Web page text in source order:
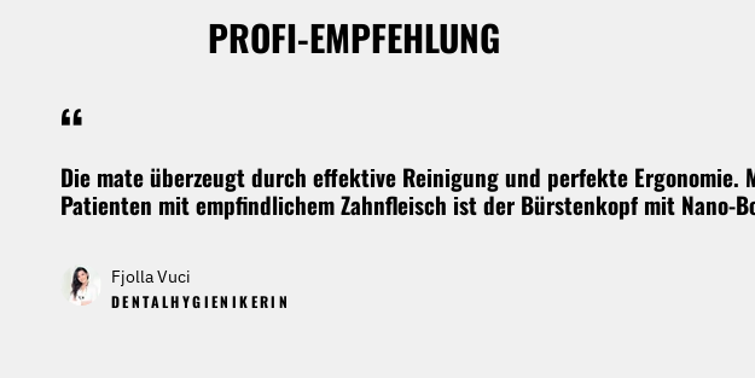
PROFI-EMPFEHLUNG
“
Die mate überzeugt durch effektive Reinigung und perfekte
Patienten mit empfindlichem Zahnfleisch ist der Bürstenkopf mit Nano-
Fjolla Vuci
DENTALHYGIENIKERIN